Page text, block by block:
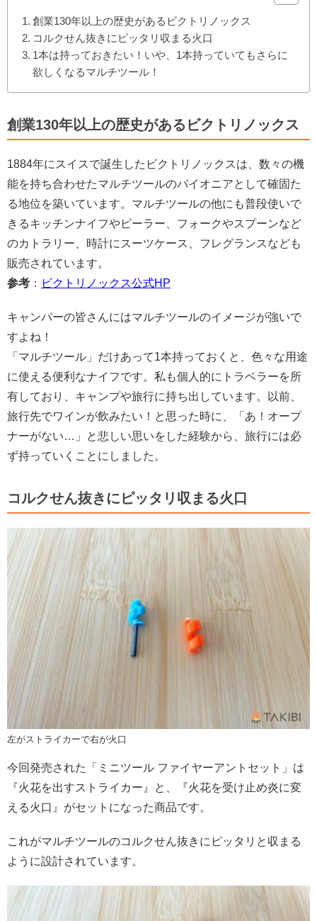
創業130年以上の歴史があるビクトリノックス
コルクせん抜きにピッタリ収まる火口
1本は持っておきたい！いや、1本持っていてもさらに
欲しくなるマルチツール！
創業130年以上の歴史があるビクトリノックス
1884年にスイスで誕生したビクトリノックスは、数々の機
能を持ち合わせたマルチツールのパイオニアとして確固た
る地位を築いています。マルチツールの他にも普段使いで
きるキッチンナイフやピーラー、フォークやスプーンなど
のカトラリー、時計にスーツケース、フレグランスなども
販売されています。
参考 ： ビクトリノックス公式HP
キャンパーの皆さんにはマルチツールのイメージが強いで
すよね！
「マルチツール」だけあって1本持っておくと、色々な用途
に使える便利なナイフです。私も個人的にトラベラーを所
有しており、キャンプや旅行に持ち出しています。以前、
旅行先でワインが飲みたい！と思った時に、「あ！オープ
ナーがない…」と悲しい思いをした経験から、旅行には必
ず持っていくことにしました。
コルクせん抜きにピッタリ収まる火口
左がストライカーで右が火口
今回発売された「ミニツール ファイヤーアントセット」は
『火花を出すストライカー』と、『火花を受け止め炎に変
える火口』がセットになった商品です。
これがマルチツールのコルクせん抜きにピッタリと収まる
ように設計されています。